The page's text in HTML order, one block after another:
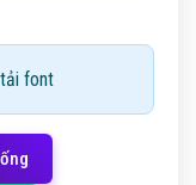
font